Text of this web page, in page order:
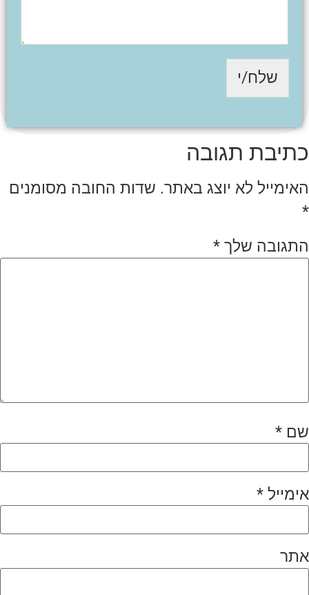
שלח/י
כתיבת תגובה
האימייל לא יוצג באתר. שדות החובה מסומנים
*
התגובה שלך *
שם *
אימייל *
אתר